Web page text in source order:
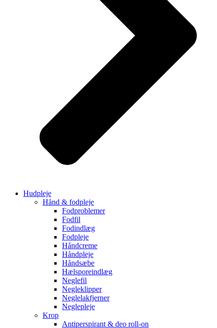
Hudpleje
Hånd & fodpleje
Fodproblemer
Fodfil
Fodindlæg
Fodpleje
Håndcreme
Håndpleje
Håndsæbe
Hælsporeindlæg
Neglefil
Negleklipper
Neglelakfjerner
Neglepleje
Krop
Antiperspirant & deo roll-on